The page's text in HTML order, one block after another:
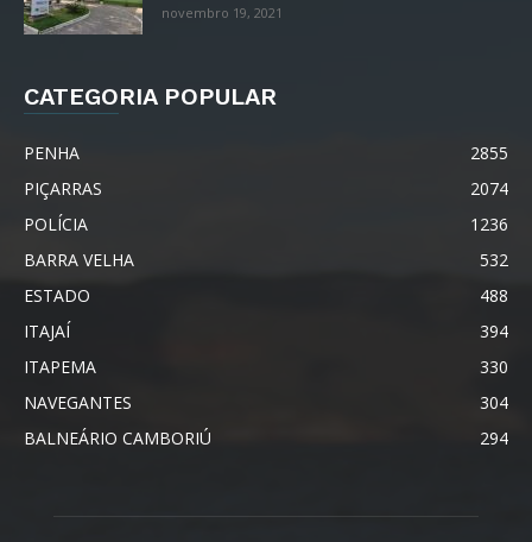
novembro 19, 2021
CATEGORIA POPULAR
PENHA
2855
PIÇARRAS
2074
POLÍCIA
1236
BARRA VELHA
532
ESTADO
488
ITAJAÍ
394
ITAPEMA
330
NAVEGANTES
304
BALNEÁRIO CAMBORIÚ
294